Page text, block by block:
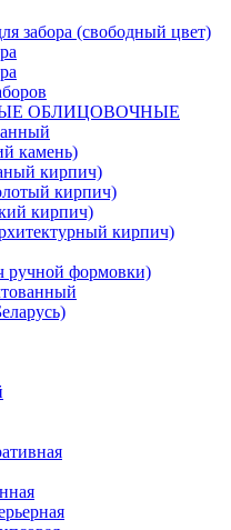
забора (свободный цвет)
ОБЛИЦОВОЧНЫЕ
камень)
кирпич)
кирпич)
кирпич)
кирпич)
ручной формовки)